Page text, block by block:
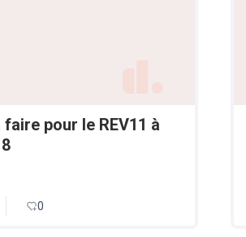
pour le REV11 à
0